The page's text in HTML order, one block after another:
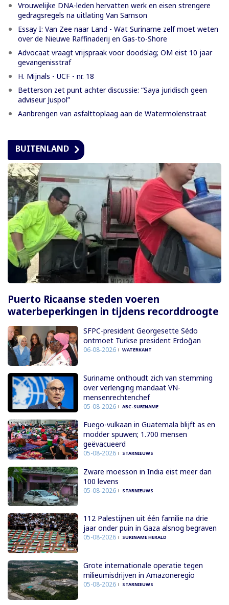
Vrouwelijke DNA-leden hervatten werk en eisen strengere
gedragsregels na uitlating Van Samson
Essay I: Van Zee naar Land - Wat Suriname zelf moet weten
over de Nieuwe Raffinaderij en Gas-to-Shore
Advocaat vraagt vrijspraak voor doodslag; OM eist 10 jaar
gevangenisstraf
H. Mijnals - UCF - nr. 18
Betterson zet punt achter discussie: “Saya juridisch geen
adviseur Juspol”
Aanbrengen van asfalttoplaag aan de Watermolenstraat
BUITENLAND
Puerto Ricaanse steden voeren
waterbeperkingen in tijdens recorddroogte
SFPC-president Georgesette Sédo
ontmoet Turkse president Erdoğan
06-08-2026 WATERKANT
Suriname onthoudt zich van stemming
over verlenging mandaat VN-
mensenrechtenchef
05-08-2026 ABC-SURINAME
Fuego-vulkaan in Guatemala blijft as en
modder spuwen; 1.700 mensen
geëvacueerd
05-08-2026 STARNIEUWS
Zware moesson in India eist meer dan
100 levens
05-08-2026 STARNIEUWS
112 Palestijnen uit één familie na drie
jaar onder puin in Gaza alsnog begraven
05-08-2026 SURINAME HERALD
Grote internationale operatie tegen
milieumisdrijven in Amazoneregio
05-08-2026 STARNIEUWS